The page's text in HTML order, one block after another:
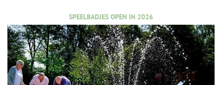
SPEELBADJES OPEN IN 2026